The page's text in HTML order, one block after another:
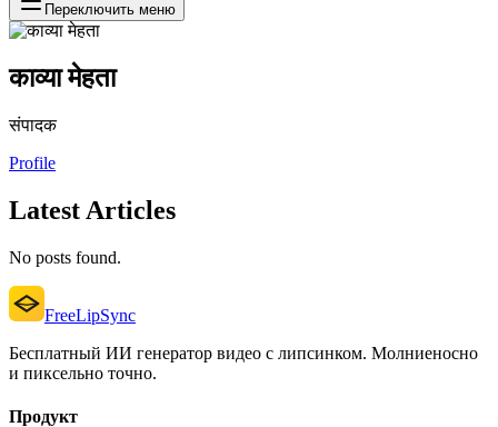
Переключить меню
काव्या मेहता
संपादक
Profile
Latest Articles
No posts found.
FreeLipSync
Бесплатный ИИ генератор видео с липсинком. Молниеносно
и пиксельно точно.
Продукт